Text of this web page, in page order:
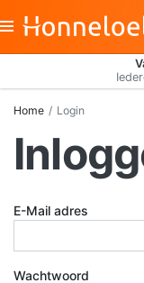
Home Login
E-Mail adres
Wachtwoord